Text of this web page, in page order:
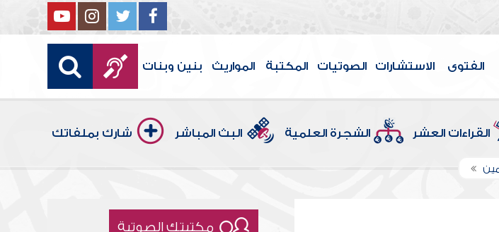
الفتوى الاستشارات الصوتيات المكتبة المواريث بنين وبنات
القراءات العشر الشجرة العلمية البث المباشر شارك بملفاتك
مكتبتك الصوتية